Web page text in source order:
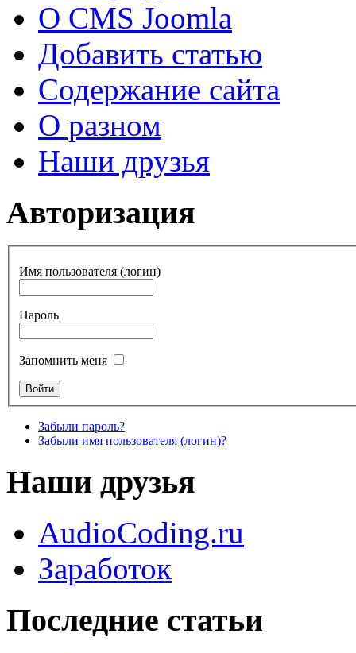
О CMS Joomla
Добавить статью
Содержание сайта
О разном
Наши друзья
Авторизация
Имя пользователя (логин)
Пароль
Запомнить меня
Забыли пароль?
Забыли имя пользователя (логин)?
Наши друзья
AudioCoding.ru
Заработок
Последние статьи